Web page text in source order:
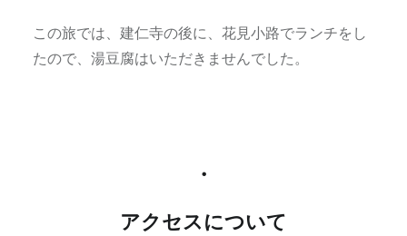
この旅では、建仁寺の後に、花見小路でランチをし
たので、湯豆腐はいただきませんでした。
・
アクセスについて